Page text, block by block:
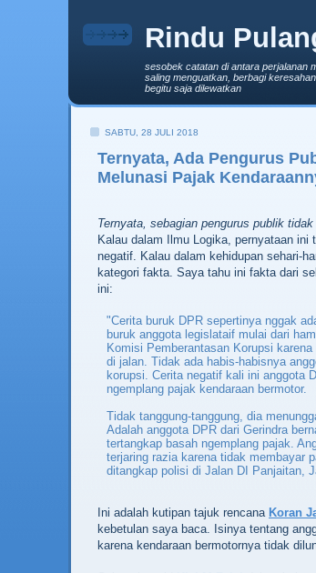
Rindu
sesobek catatan di antara perjalanan
saling menguatkan, berbagi
begitu saja dilewatkan
SABTU, 28 JULI 2018
Ternyata, Ada Pengurus
Melunasi Pajak
Ternyata, sebagian pengurus publik
Kalau dalam Ilmu Logika, pernyataan ini
negatif. Kalau dalam kehidupan sehari-
kategori fakta. Saya tahu ini fakta dari
ini:
"Cerita buruk DPR sepertinya nggak
buruk anggota legislataif mulai dari
Komisi Pemberantasan Korupsi
di jalan. Tidak ada habis-habisnya
korupsi. Cerita negatif kali ini anggota
ngemplang pajak kendaraan bermotor.
Tidak tanggung-tanggung, dia
Adalah anggota DPR dari Gerindra
tertangkap basah ngemplang pajak.
terjaring razia karena tidak membayar
ditangkap polisi di Jalan DI Panjaitan,
Ini adalah kutipan tajuk rencana Koran
kebetulan saya baca. Isinya tentang
karena kendaraan bermotornya tidak